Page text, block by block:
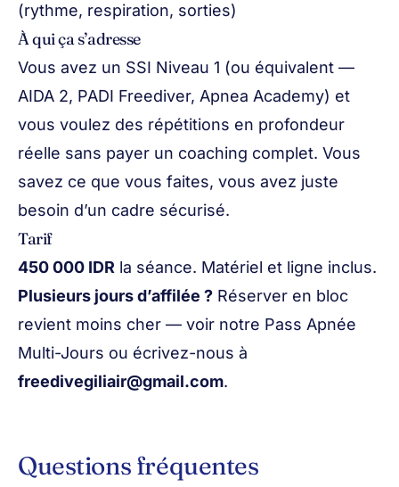
(rythme, respiration, sorties)
À qui ça s’adresse
Vous avez un SSI Niveau 1 (ou équivalent —
AIDA 2, PADI Freediver, Apnea Academy) et
vous voulez des répétitions en profondeur
réelle sans payer un coaching complet. Vous
savez ce que vous faites, vous avez juste
besoin d’un cadre sécurisé.
Tarif
450 000 IDR la séance. Matériel et ligne inclus.
Plusieurs jours d’affilée ? Réserver en bloc
revient moins cher — voir notre Pass Apnée
Multi-Jours ou écrivez-nous à
freedivegiliair@gmail.com.
Questions fréquentes